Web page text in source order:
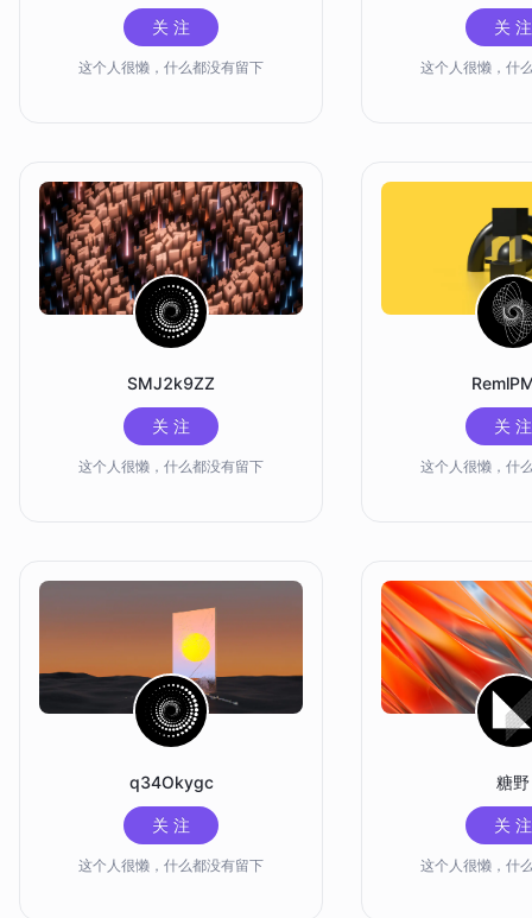
关 注
这个人很懒，什么都没有留下
关 注
这个人很懒，什
SMJ2k9ZZ
关 注
这个人很懒，什么都没有留下
关 注
这个人很懒，什
q34Okygc
关 注
这个人很懒，什么都没有留下
糖野
关 注
这个人很懒，什